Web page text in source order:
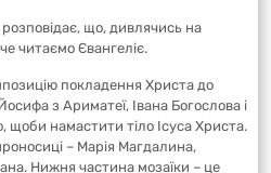
що, дивлячись на
читаємо Євангеліє.
покладення Христа до
з Ариматеї, Івана Богослова і
намастити тіло Ісуса Христа.
– Марія Магдалина,
Нижня частина мозаїки – це